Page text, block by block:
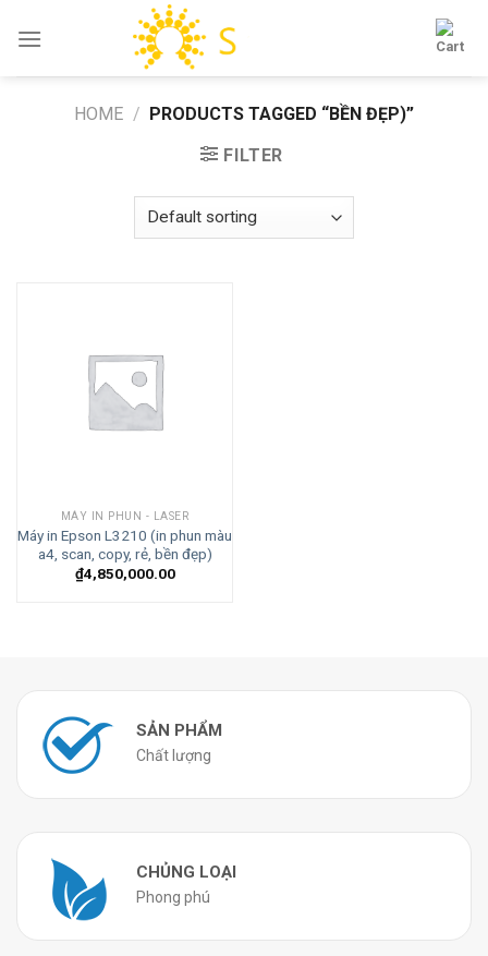
HOME / PRODUCTS TAGGED “BỀN ĐẸP)”
FILTER
MÁY IN PHUN - LASER
Máy in Epson L3210 (in phun màu
a4, scan, copy, rẻ, bền đẹp)
₫4,850,000.00
SẢN PHẨM
Chất lượng
CHỦNG LOẠI
Phong phú